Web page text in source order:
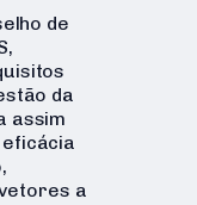
de
da
assim
a